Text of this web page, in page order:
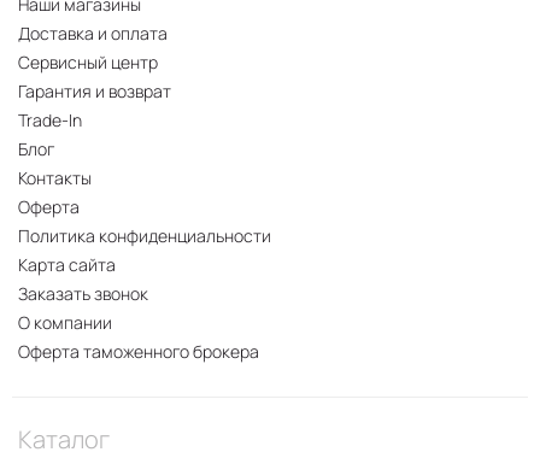
Доставка и оплата
Сервисный центр
Гарантия и возврат
Trade-In
Блог
Контакты
Оферта
Политика конфиденциальности
Карта сайта
Заказать звонок
О компании
Оферта таможенного брокера
Каталог